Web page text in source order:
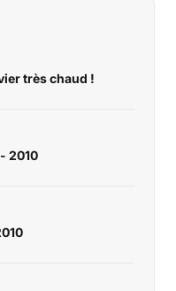
très chaud !
2010